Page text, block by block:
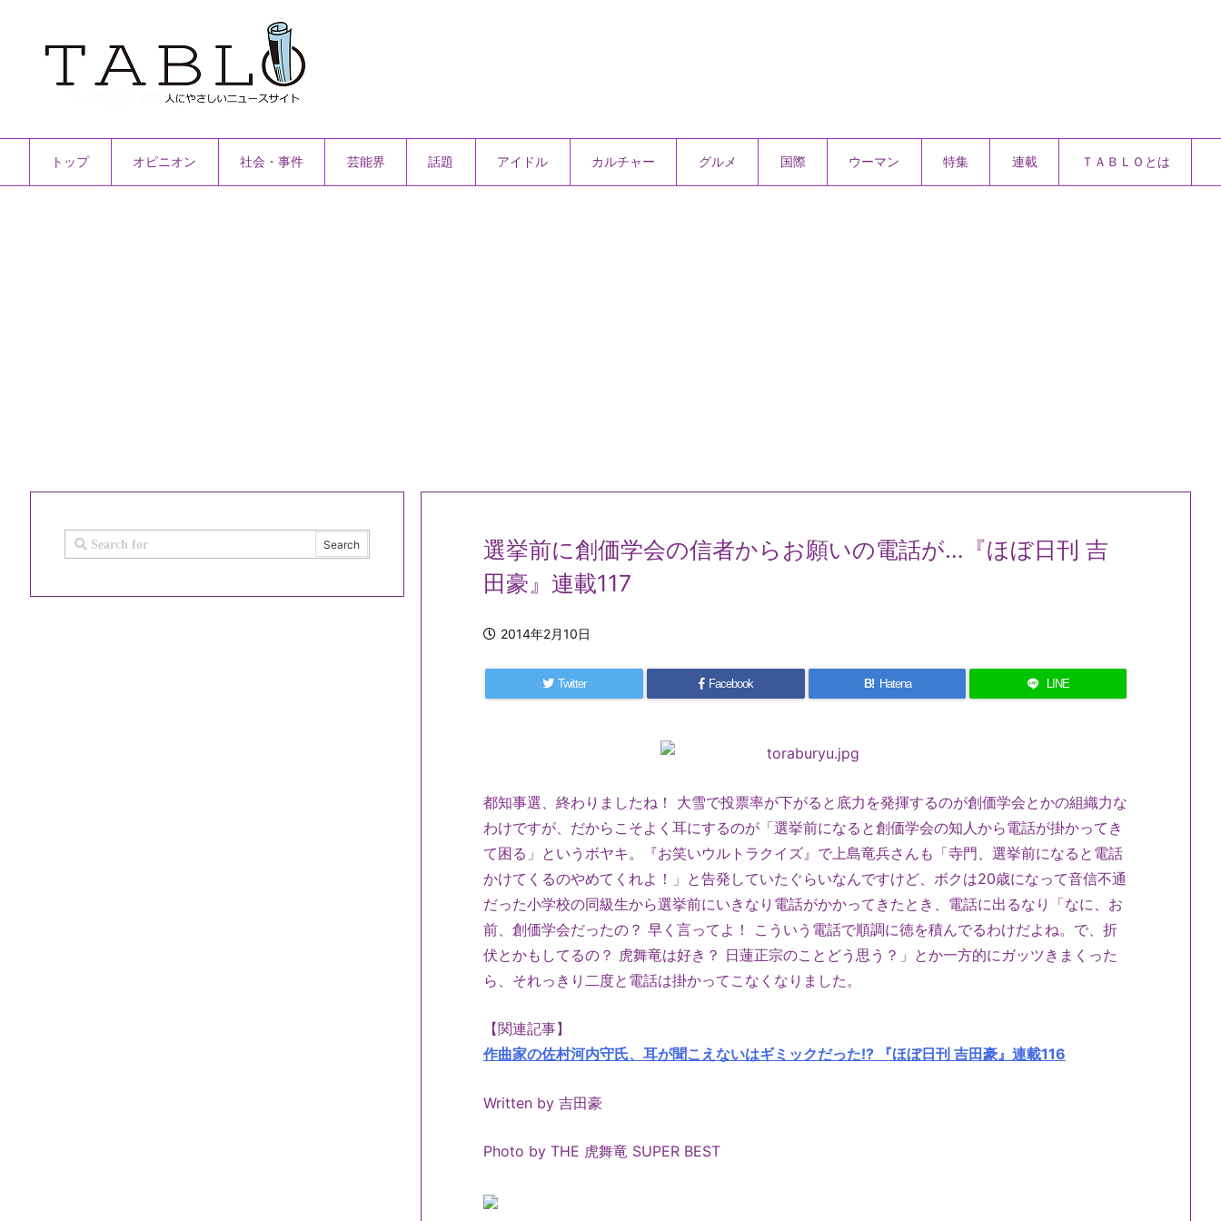
トップ オピニオン 社会・事件 芸能界 話題 アイドル カルチャー グルメ 国際 ウーマン 特集 連載 ＴＡＢＬＯとは
選挙前に創価学会の信者からお願いの電話が…『ほぼ日刊 吉
田豪』連載117
2014年2月10日
Twitter Facebook B! Hatena LINE
都知事選、終わりましたね！ 大雪で投票率が下がると底力を発揮するのが創価学会とかの組織力な
わけですが、だからこそよく耳にするのが「選挙前になると創価学会の知人から電話が掛かってき
て困る」というボヤキ。『お笑いウルトラクイズ』で上島竜兵さんも「寺門、選挙前になると電話
かけてくるのやめてくれよ！」と告発していたぐらいなんですけど、ボクは20歳になって音信不通
だった小学校の同級生から選挙前にいきなり電話がかかってきたとき、電話に出るなり「なに、お
前、創価学会だったの？ 早く言ってよ！ こういう電話で順調に徳を積んでるわけだよね。で、折
伏とかもしてるの？ 虎舞竜は好き？ 日蓮正宗のことどう思う？」とか一方的にガッツきまくった
ら、それっきり二度と電話は掛かってこなくなりました。
【関連記事】
作曲家の佐村河内守氏、耳が聞こえないはギミックだった!? 『ほぼ日刊 吉田豪』連載116
Written by 吉田豪
Photo by THE 虎舞竜 SUPER BEST